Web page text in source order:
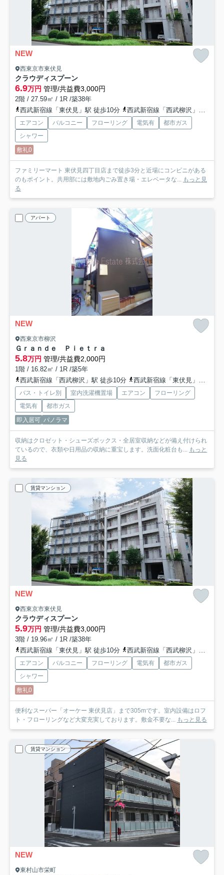
NEW
西東京市東伏見
クラウディスプーン
6.9万円 管理/共益費3,000円
2階 / 27.59㎡ / 1R /築38年
西武新宿線「東伏見」駅 徒歩10分
西武新宿線「西武柳沢」駅 徒歩13分
エアコン バルコニー フローリング 電気有
都市ガス
シャワー
敷礼0
ファミリーマート 東伏見四丁目店まで徒歩3分と近場にコンビニがある
のもポイント。共用部には敷地内ごみ置き場・エレベータな... もっと見
る
アパート
NEW
西東京市柳沢
Ｇｒａｎｄｅ Ｐｉｅｔｒａ
5.8万円 管理/共益費2,000円
1階 / 16.82㎡ / 1R /築5年
西武新宿線「西武柳沢」駅 徒歩10分
西武新宿線「東伏見」駅 徒歩14分
バス・トイレ別 室内洗濯機置場 エアコン
フローリング
電気有
都市ガス
即入居可 パノラマ
収納はクロゼット・シューズボックス・全居室収納などが備え付けられ
ているので、衣類や日用品の収納に重宝します。洗面化粧台も... もっと
見る
賃貸マンション
NEW
西東京市東伏見
クラウディスプーン
5.9万円 管理/共益費3,000円
3階 / 19.96㎡ / 1R /築38年
西武新宿線「東伏見」駅 徒歩10分
西武新宿線「西武柳沢」駅 徒歩13分
エアコン バルコニー フローリング 電気有
都市ガス
シャワー
敷礼0
便利なスーパー「オーケー 東伏見店」まで305mです。室内設備はロフ
ト・フローリングなど大変充実しております。敷金不要な... もっと見る
賃貸マンション
NEW
東村山市栄町